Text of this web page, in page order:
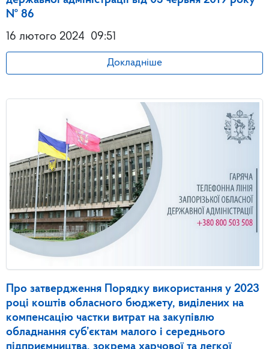
№ 86
16 лютого 2024 09:51
Докладніше
Про затвердження Порядку використання у 2023
році коштів обласного бюджету, виділених на
компенсацію частки витрат на закупівлю
обладнання cуб’єктам малого і середнього
підприємництва, зокрема харчової та легкої